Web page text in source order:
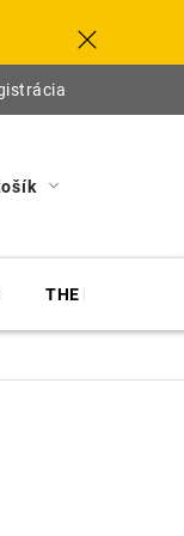
THE FINISHER